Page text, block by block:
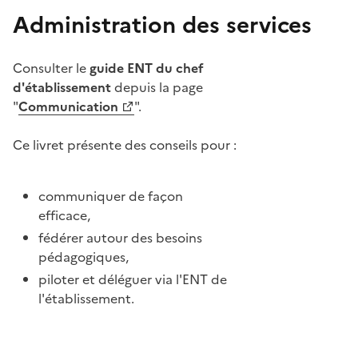
Administration des services
Consulter le guide ENT du chef
d'établissementdepuis la page
"Communication
".
Ce livret présente des conseils pour :
communiquer de façon
efficace,
fédérer autour des besoins
pédagogiques,
piloter et déléguer via l'ENT de
l'établissement.